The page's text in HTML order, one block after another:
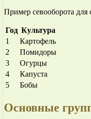
Пример севооборота для
Год Культура
1
Картофель
2
Помидоры
3
Огурцы
4
Капуста
5
Бобы
Основные